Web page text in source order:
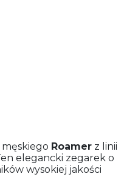
Roamer z linii
elegancki zegarek o
wysokiej jakości